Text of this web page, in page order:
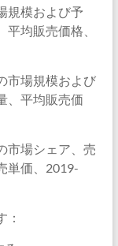
規模および予
均販売価格、
市場規模および
、平均販売価
市場シェア、売
単価、2019-
：